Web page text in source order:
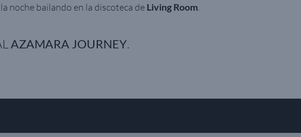
noche bailando en la discoteca de Living Room.
AZAMARA JOURNEY.